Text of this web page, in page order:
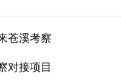
苍溪考察
对接项目